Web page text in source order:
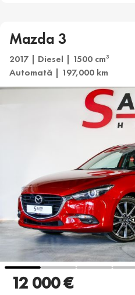
Mazda 3
2017 | Diesel | 1500 cm3
Automată | 197,000 km
12 000 €